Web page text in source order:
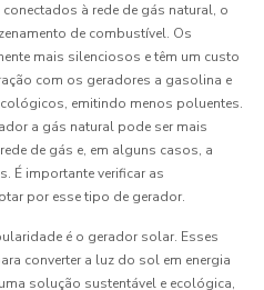
à rede de gás natural, o
de combustível. Os
mais silenciosos e têm um custo
com os geradores a gasolina e
emitindo menos poluentes.
a gás natural pode ser mais
de gás e, em alguns casos, a
É importante verificar as
por esse tipo de gerador.
é o gerador solar. Esses
converter a luz do sol em energia
solução sustentável e ecológica,